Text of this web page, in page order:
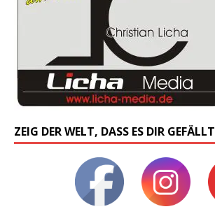
ZEIG DER WELT, DASS ES DIR GEFÄLLT